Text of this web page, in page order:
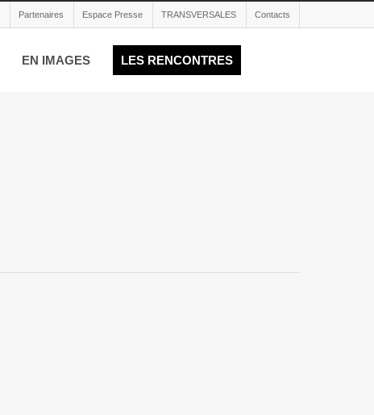
Partenaires Espace Presse TRANSVERSALES Contacts
EN IMAGES LES RENCONTRES